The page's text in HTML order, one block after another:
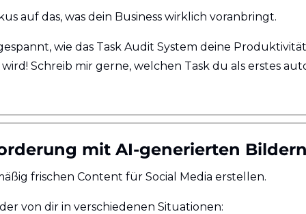
auf das, was dein Business wirklich voranbringt.
wie das Task Audit System deine Produktivität
Schreib mir gerne, welchen Task du als erstes
mit AI-generierten
frischen Content für Social Media erstellen.
von dir in verschiedenen Situationen: